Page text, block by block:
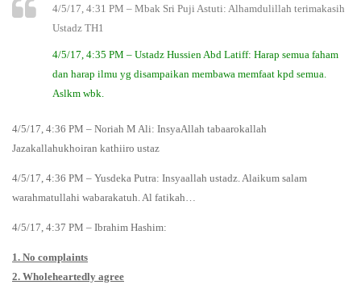
4/5/17, 4:31 PM – Mbak Sri Puji Astuti: Alhamdulillah terimakasih
Ustadz TH1
4/5/17, 4:35 PM – Ustadz Hussien Abd Latiff: Harap semua faham
dan harap ilmu yg disampaikan membawa memfaat kpd semua.
Aslkm wbk.
4/5/17, 4:36 PM – Noriah M Ali: InsyaAllah tabaarokallah
Jazakallahukhoiran kathiiro ustaz
4/5/17, 4:36 PM – Yusdeka Putra: Insyaallah ustadz. Alaikum salam
warahmatullahi wabarakatuh. Al fatikah…
4/5/17, 4:37 PM – Ibrahim Hashim:
1. No complaints
2. Wholeheartedly agree